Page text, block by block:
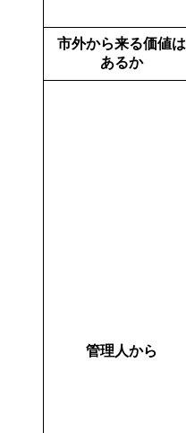
市外から来る価値は
あるか
管理人から